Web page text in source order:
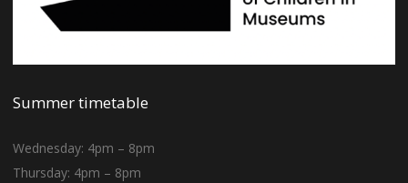
Summer timetable
Wednesday: 4pm – 8pm
Thursday: 4pm – 8pm